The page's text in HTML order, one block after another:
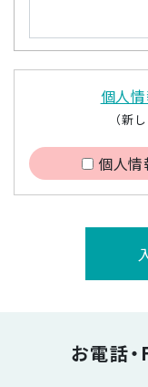
個人
（新
個人情
お電話